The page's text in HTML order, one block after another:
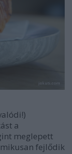
a
meglepett
fejlődik